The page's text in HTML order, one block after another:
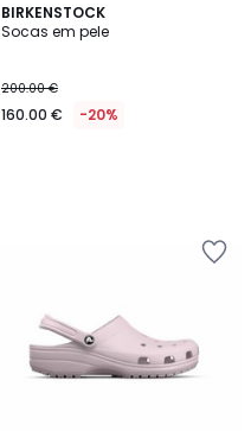
BIRKENSTOCK
Socas em pele
200.00 €
160.00 € -20%